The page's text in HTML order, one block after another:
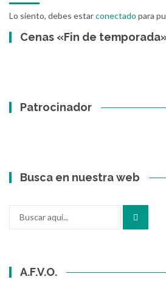
Lo siento, debes estarconectado para
Cenas «Fin de
Patrocinador
Busca en nuestra web
A.F.V.O.